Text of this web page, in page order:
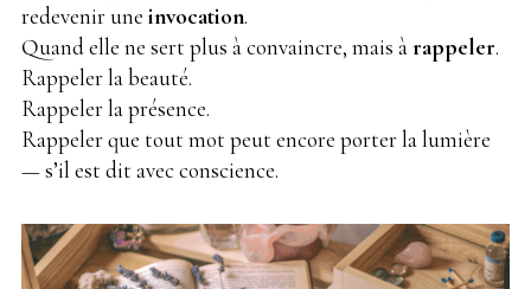
redevenir une invocation.
Quand elle ne sert plus à convaincre, mais àrappeler.
Rappeler la beauté.
Rappeler la présence.
Rappeler que tout mot peut encore porter la lumière
— s’il est dit avec conscience.